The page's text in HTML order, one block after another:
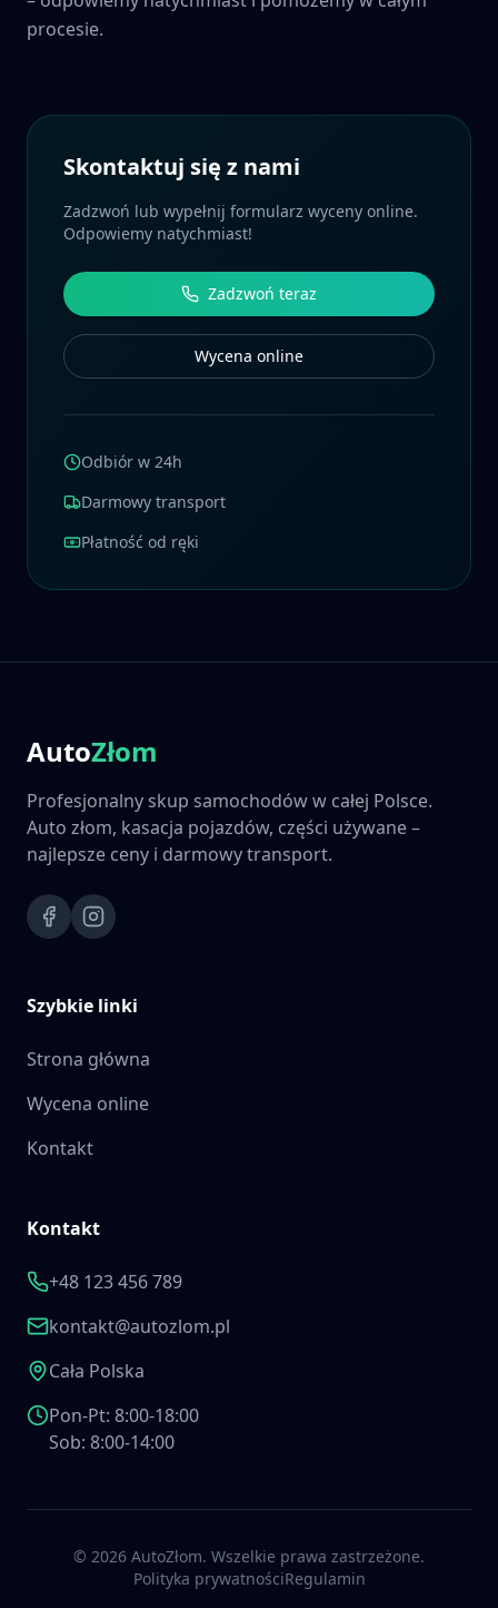
procesie.
Skontaktuj się z nami
Zadzwoń lub wypełnij formularz wyceny online.
Odpowiemy natychmiast!
Zadzwoń teraz
Wycena online
Odbiór w 24h
Darmowy transport
Płatność od ręki
AutoZłom
Profesjonalny skup samochodów w całej Polsce.
Auto złom, kasacja pojazdów, części używane –
najlepsze ceny i darmowy transport.
Szybkie linki
Strona główna
Wycena online
Kontakt
Kontakt
+48 123 456 789
kontakt@autozlom.pl
Cała Polska
Pon-Pt: 8:00-18:00
Sob: 8:00-14:00
© 2026 AutoZłom. Wszelkie prawa zastrzeżone.
Polityka prywatnościRegulamin